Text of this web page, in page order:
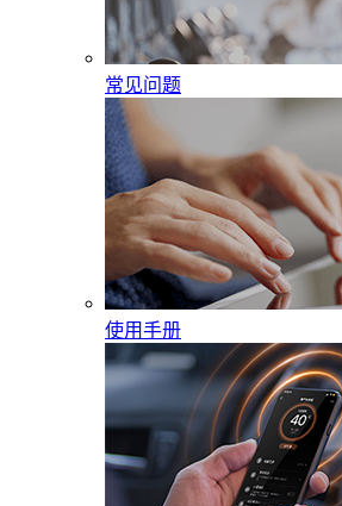
常见问题
使用手册